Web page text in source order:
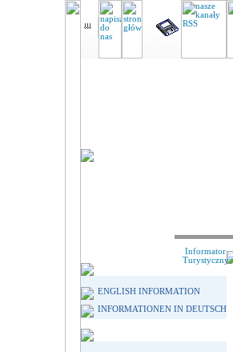
Informator
Turystyczny
ENGLISH INFORMATION
INFORMATIONEN IN DEUTSCH